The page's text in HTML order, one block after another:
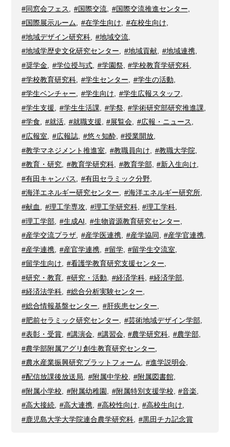
#同窓会フェス
#国際交流, #国際交流推進センター
#国際展示ルーム
#在学生向け #在校生向け
#地域デザイン研究科
#地域交流,
#地域学歴史文化研究センター, #地域貢献, #地域連携,
#奨学金
#学位授与式, #学園祭, #学校教育学研究科
#学校教育研究科
#学生センター #学生の活動
#学生ベンチャー
#学生向け #学生広報スタッフ
#学生支援
#学生生活課 #学祭, #学術研究部研究推進課
#学食, #就活, #就職支援, #展覧会, #広報・ニュース,
#広報室
#広報誌, #悠々知酔, #授業開放
#教学マネジメント推進室
#教職員向け #教職大学院
#教育・研究
#教育学研究科, #教育学部, #新入生向け
#有田キャンパス
#有田セラミック分野,
#海洋エネルギー研究センター, #海洋エネルギー研究所,
#献血
#理工学専攻, #理工学研究科, #理工学科
#理工学部
#生成AI #生物資源教育研究センター
#産学交流プラザ
#産学医連携, #産学協同 #産学官連携
#産学連携
#産官学連携, #留学, #留学生交流室
#留学生向け, #看護学教育研究支援センター,
#研究・教育
#研究・活動 #経済学科, #経済学部
#経済法学科, #総合分析実験センター,
#総合情報基盤センター
#肝疾患センター
#肥前セラミック研究センター
#芸術地域デザイン学部,
#表彰・受賞, #講演会, #講習会, #農学研究科, #農学部,
#農学部附属アグリ創生教育研究センター
#農水産業振興研究プラットフォーム, #進学説明会,
#配信放課後放送局
#附属中学校 #附属図書館,
#附属小学校
#附属幼稚園 #附属特別支援学校 #音楽
#高大接続, #高大連携, #高校性向け, #高校生向け,
#鹿児島大学大学院連合農学研究科
#黒田チカ記念賞